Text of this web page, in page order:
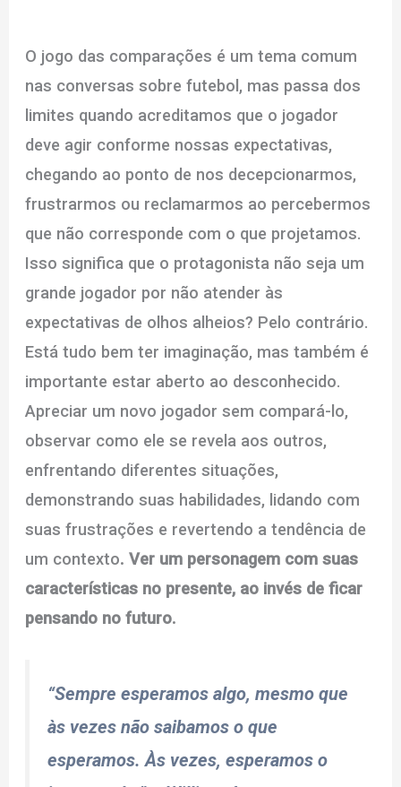
O jogo das comparações é um tema comum
nas conversas sobre futebol, mas passa dos
limites quando acreditamos que o jogador
deve agir conforme nossas expectativas,
chegando ao ponto de nos decepcionarmos,
frustrarmos ou reclamarmos ao percebermos
que não corresponde com o que projetamos.
Isso significa que o protagonista não seja um
grande jogador por não atender às
expectativas de olhos alheios? Pelo contrário.
Está tudo bem ter imaginação, mas também é
importante estar aberto ao desconhecido.
Apreciar um novo jogador sem compará-lo,
observar como ele se revela aos outros,
enfrentando diferentes situações,
demonstrando suas habilidades, lidando com
suas frustrações e revertendo a tendência de
um contexto. Ver um personagem com suas
características no presente, ao invés de ficar
pensando no futuro.
“Sempre esperamos algo, mesmo que
às vezes não saibamos o que
esperamos. Às vezes, esperamos o